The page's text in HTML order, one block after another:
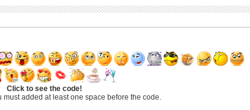
Click to see the code!
must added at least one space before the code.